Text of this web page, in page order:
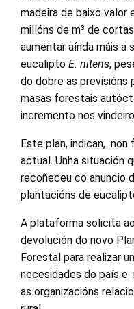
madeira de baixo valor
millóns de m³ de
aumentar aínda máis a
eucalipto E. nitens,
do dobre as previsións
masas forestais
incremento nos
Este plan, indican, non
actual. Unha situación
recoñeceu co anuncio
plantacións de
A plataforma solicita
devolución do novo
Forestal para realizar
necesidades do país e
as organizacións